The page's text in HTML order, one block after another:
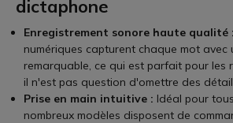
dictaphone
Enregistrement sonore haute qualité :
numériques capturent chaque mot avec
remarquable, ce qui est parfait pour les
il n'est pas question d'omettre des
Prise en main intuitive : Idéal pour
nombreux modèles disposent de